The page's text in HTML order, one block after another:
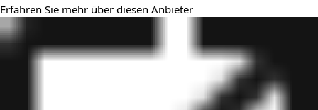
Erfahren Sie mehr über diesen Anbieter